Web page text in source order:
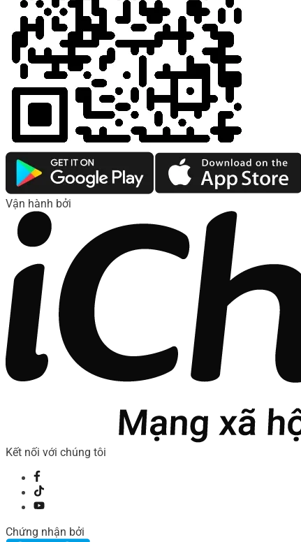
Vận hành bởi
Kết nối với chúng tôi
Chứng nhận bởi